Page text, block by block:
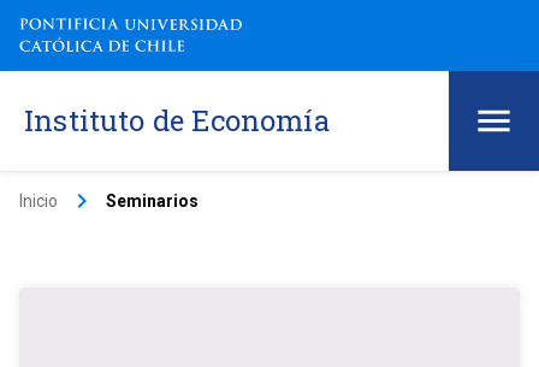
Instituto de Economía
Inicio keyboard_arrow_right Seminarios